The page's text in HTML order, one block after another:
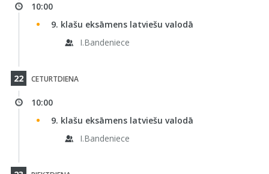
10:00
9. klašu eksāmens latviešu valodā
I.Bandeniece
22 CETURTDIENA
10:00
9. klašu eksāmens latviešu valodā
I.Bandeniece